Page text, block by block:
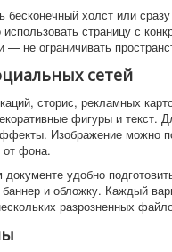
бесконечный холст или
страницу с
— не ограничивать
сетей
сторис, рекламных
фигуры и текст.
Изображение можно
от фона.
удобно
баннер и обложку. Каждый
разрозненных